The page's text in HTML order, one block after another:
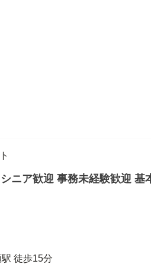
ニア歓迎 事務未経験歓迎 基
徒歩15分